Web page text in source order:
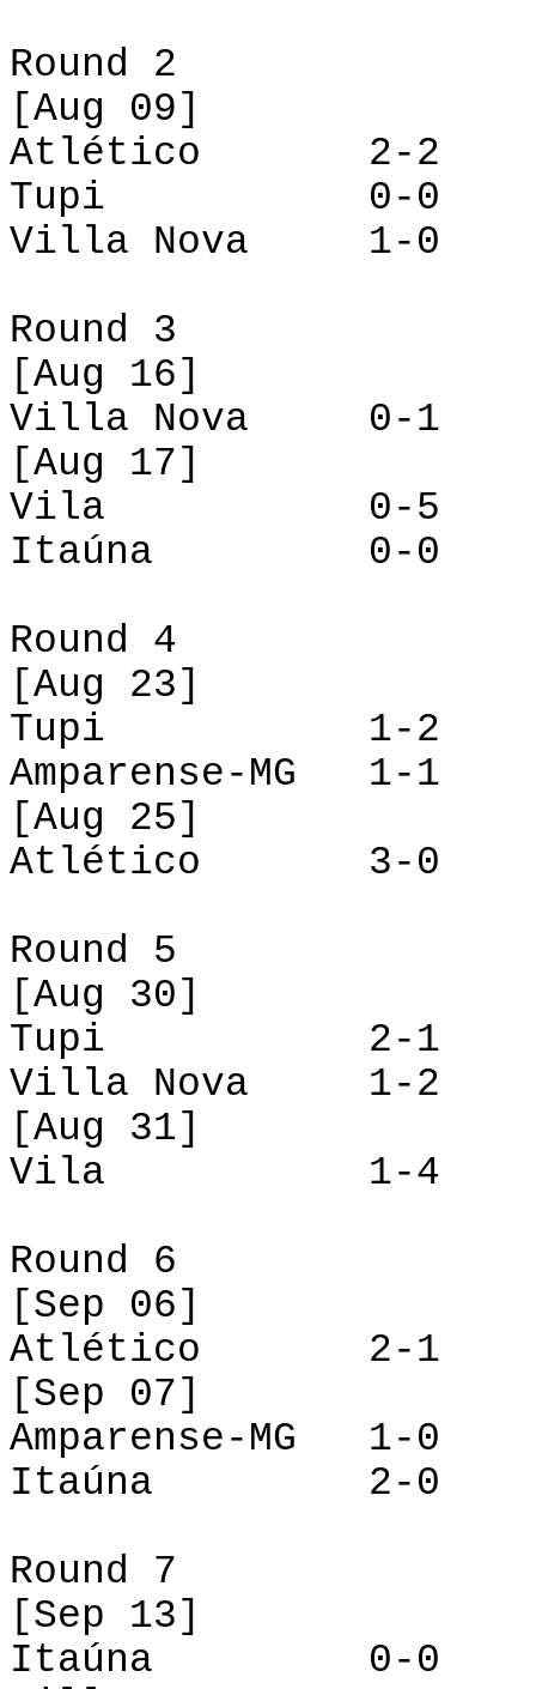
Round 2
[Aug 09]
Atlético
2-2
Tupi
0-0
Villa Nova
1-0
Round 3
[Aug 16]
Villa Nova
0-1
[Aug 17]
Vila
0-5
Itaúna
0-0
Round 4
[Aug 23]
Tupi
1-2
Amparense-MG
1-1
[Aug 25]
Atlético
3-0
Round 5
[Aug 30]
Tupi
2-1
Villa Nova
1-2
[Aug 31]
Vila
1-4
Round 6
[Sep 06]
Atlético
2-1
[Sep 07]
Amparense-MG
1-0
Itaúna
2-0
Round 7
[Sep 13]
Itaúna
0-0